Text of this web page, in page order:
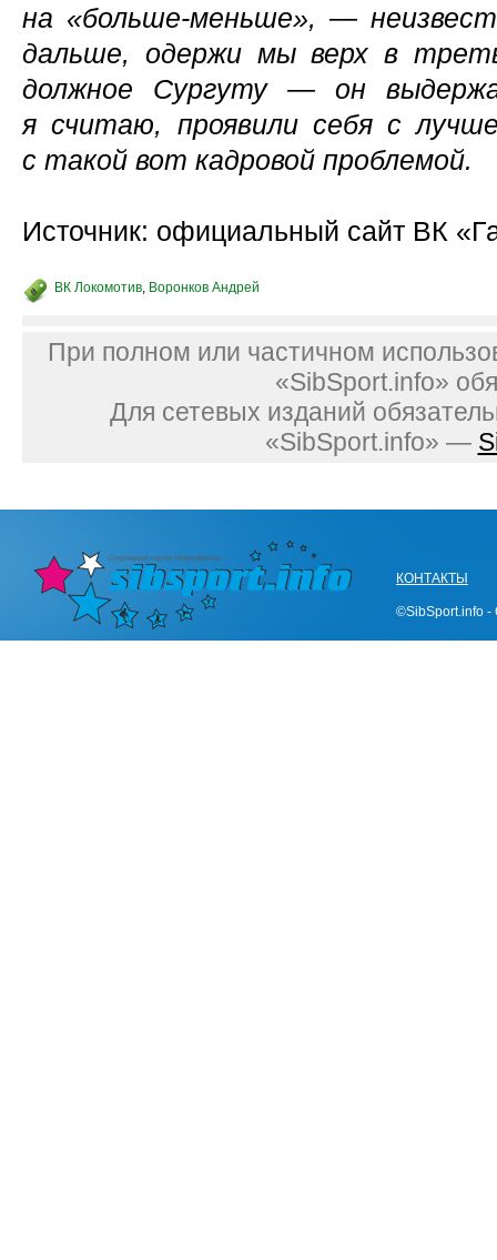
на «больше-меньше», —
дальше, одержи мы верх в
должное Сургуту — он
я считаю, проявили себя с
с такой вот кадровой проблемой.
Источник: официальный сайт ВК
ВК Локомотив, Воронков Андрей
При полном или частичном
«SibSport.info»
Для сетевых изданий
«SibSport.info» —
КОНТАКТЫ
©SibSport.info -